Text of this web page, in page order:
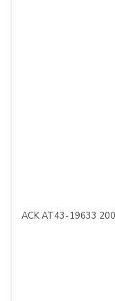
ACK AT43-19633 200